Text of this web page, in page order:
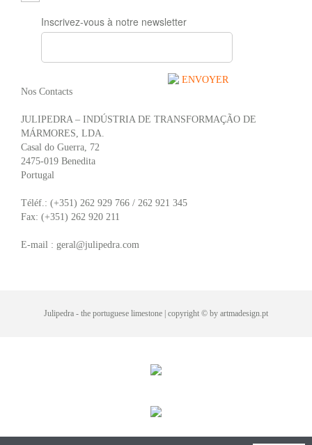
Inscrivez-vous à notre newsletter
ENVOYER
Nos Contacts
JULIPEDRA – INDÚSTRIA DE TRANSFORMAÇÃO DE
MÁRMORES, LDA.
Casal do Guerra, 72
2475-019 Benedita
Portugal
Téléf.: (+351) 262 929 766 / 262 921 345
Fax: (+351) 262 920 211
E-mail : geral@julipedra.com
Julipedra - the portuguese limestone | copyright © by artmadesign.pt